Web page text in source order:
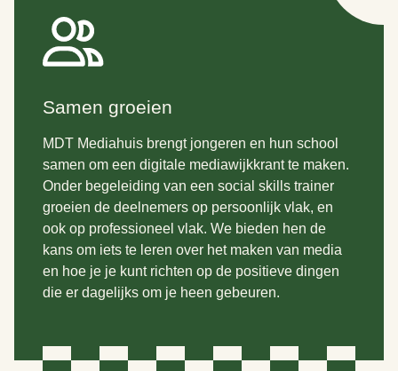
Samen groeien
MDT Mediahuis brengt jongeren en hun school
samen om een digitale mediawijkkrant te maken.
Onder begeleiding van een social skills trainer
groeien de deelnemers op persoonlijk vlak, en
ook op professioneel vlak. We bieden hen de
kans om iets te leren over het maken van media
en hoe je je kunt richten op de positieve dingen
die er dagelijks om je heen gebeuren.